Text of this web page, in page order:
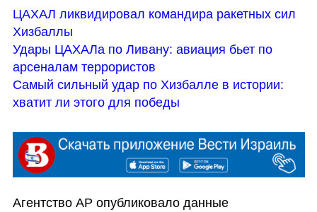
ЦАХАЛ ликвидировал командира ракетных сил
Хизбаллы
Удары ЦАХАЛа по Ливану: авиация бьет по
арсеналам террористов
Самый сильный удар по Хизбалле в истории:
хватит ли этого для победы
Агентство AP опубликовало данные